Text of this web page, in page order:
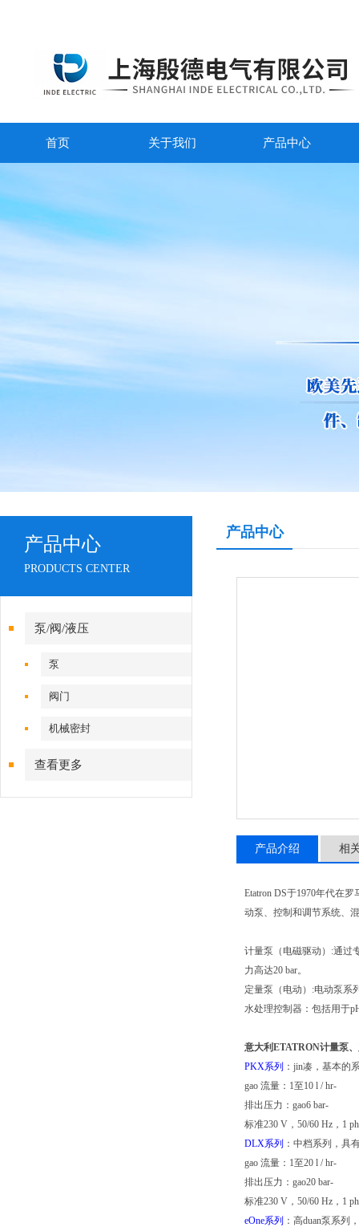
首页 关于我们 产品中心
产品中心
PRODUCTS CENTER
泵/阀/液压
泵
阀门
机械密封
查看更多
产品中心
产品介绍 相
Etatron DS于1970年代在
动泵、控制和调节系统、
计量泵（电磁驱动）:通过
力高达20 bar。
定量泵（电动）:电动泵系
水处理控制器：包括用于
意大利ETATRON计量泵
PKX系列 ：jin凑，基本的
gao 流量：1至10 l / hr-
排出压力：gao6 bar-
标准230 V，50/60 Hz，1 ph
DLX系列 ：中档系列，具
gao 流量：1至20 l / hr-
排出压力：gao20 bar-
标准230 V，50/60 Hz，1 ph
eOne系列 ：高duan泵系